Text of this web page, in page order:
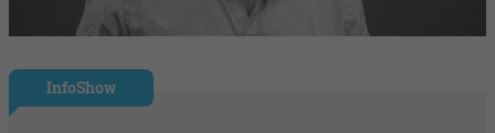
InfoShow